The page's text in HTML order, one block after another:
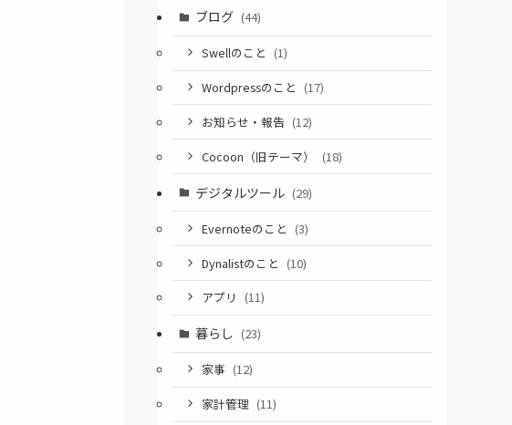
ブログ (44)
Swellのこと (1)
Wordpressのこと (17)
お知らせ・報告 (12)
Cocoon（旧テーマ）
(18)
デジタルツール (29)
Evernoteのこと (3)
Dynalistのこと (10)
アプリ
(11)
暮らし (23)
家事 (12)
家計管理 (11)